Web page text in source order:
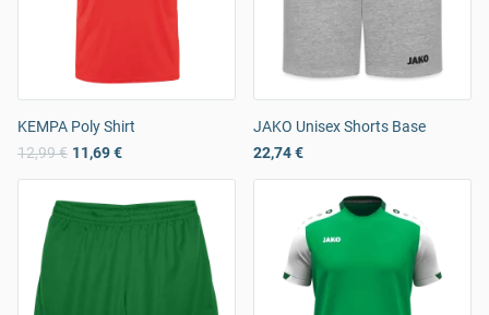
KEMPA Poly Shirt
12,99 € 11,69 €
JAKO Unisex Shorts Base
22,74 €